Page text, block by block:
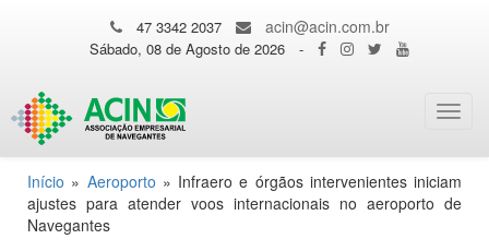
47 3342 2037 acin@acin.com.br
Sábado, 08 de Agosto de 2026 -
Início » Aeroporto » Infraero e órgãos intervenientes iniciam
ajustes para atender voos internacionais no aeroporto de
Navegantes